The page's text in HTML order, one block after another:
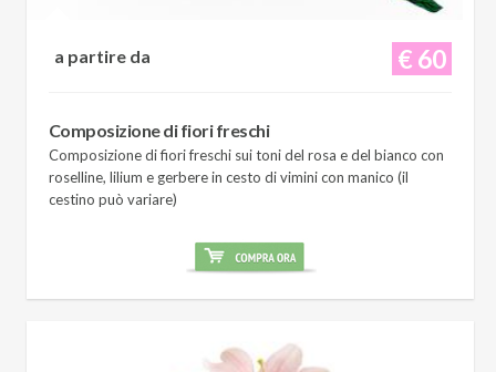
€ 60
a partire da
Composizione di fiori freschi
Composizione di fiori freschi sui toni del rosa e del bianco con
roselline, lilium e gerbere in cesto di vimini con manico (il
cestino può variare)